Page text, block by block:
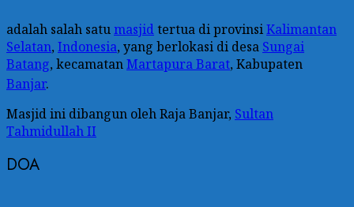
adalah salah satumasjidtertua di provinsiKalimantan
Selatan, Indonesia, yang berlokasi di desa Sungai
Batang, kecamatanMartapura Barat, Kabupaten
Banjar.
Masjid ini dibangun oleh Raja Banjar, Sultan
Tahmidullah II
DOA